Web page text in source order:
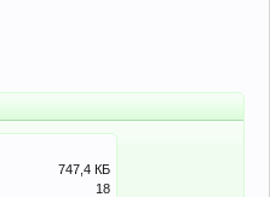
747,4 КБ
18